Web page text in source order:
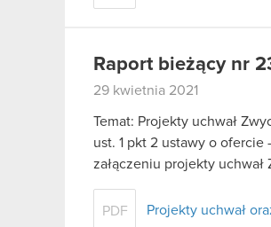
Raport bieżący nr
29 kwietnia 2021
Temat: Projekty uchwał
ust. 1 pkt 2 ustawy o ofercie
załączeniu projekty
PDF Projekty uchwał